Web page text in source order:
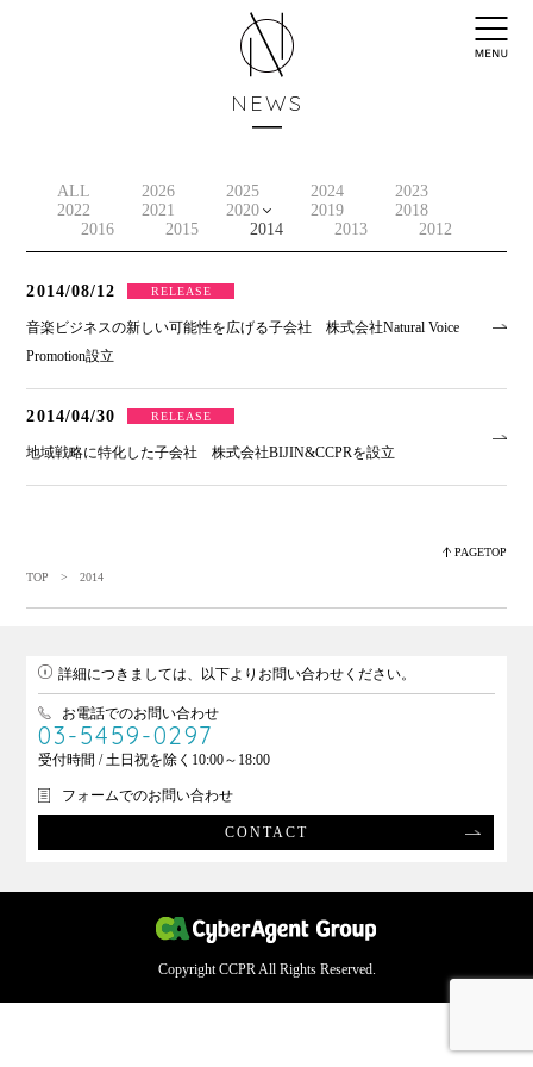
NEWS
ALL 2026 2025 2024
2023
2022
2021 2020 2019
2018
2016
2015 2014 2013 2012
2014/08/12 RELEASE
音楽ビジネスの新しい可能性を広げる子会社 株式会社Natural Voice
Promotion設立
2014/04/30 RELEASE
地域戦略に特化した子会社 株式会社BIJIN&CCPRを設立
PAGETOP
TOP
> 2014
詳細につきましては、以下よりお問い合わせください。
お電話でのお問い合わせ
03-5459-0297
受付時間 / 土日祝を除く10:00～18:00
フォームでのお問い合わせ
CONTACT
Copyright CCPR All Rights Reserved.